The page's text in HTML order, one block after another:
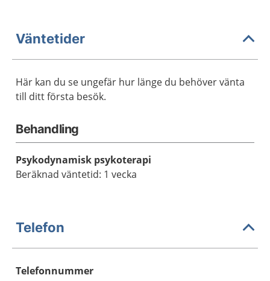
Väntetider
Här kan du se ungefär hur länge du behöver vänta
till ditt första besök.
Behandling
Psykodynamisk psykoterapi
Beräknad väntetid: 1 vecka
Telefon
Telefonnummer